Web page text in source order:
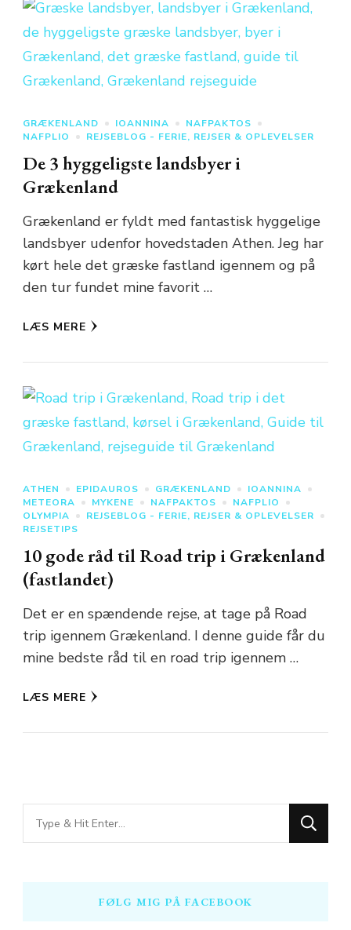
GRÆKENLAND IOANNINA
NAFPAKTOS
NAFPLIO
REJSEBLOG - FERIE, REJSER & OPLEVELSER
De 3 hyggeligste landsbyer i
Grækenland
Grækenland er fyldt med fantastisk hyggelige
landsbyer udenfor hovedstaden Athen. Jeg har
kørt hele det græske fastland igennem og på
den tur fundet mine favorit …
LÆS MERE
ATHEN EPIDAUROS GRÆKENLAND
IOANNINA
METEORA
MYKENE NAFPAKTOS
NAFPLIO
OLYMPIA
REJSEBLOG - FERIE, REJSER & OPLEVELSER
REJSETIPS
10 gode råd til Road trip i Grækenland
(fastlandet)
Det er en spændende rejse, at tage på Road
trip igennem Grækenland. I denne guide får du
mine bedste råd til en road trip igennem …
LÆS MERE
Looking
for
FØLG MIG PÅ FACEBOOK